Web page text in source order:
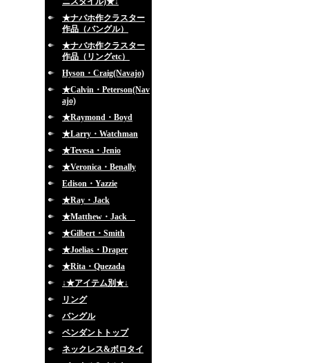
★ナバホ作クラスター
作品（バングル）
★ナバホ作クラスター
作品（リングetc）
Hyson・Craig(Navajo)
★Calvin・Peterson(Nav
ajo)
★Raymond・Boyd
★Larry・Watchman
★Tevesa・Jenio
★Veronica・Benally
Edison・Yazzie
★Ray・Jack
★Matthew・Jack
★Gilbert・Smith
★Joelias・Draper
★Rita・Quezada
↓★アイテム別★↓
リング
バングル
ペンダントトップ
ネックレス&ボロタイ